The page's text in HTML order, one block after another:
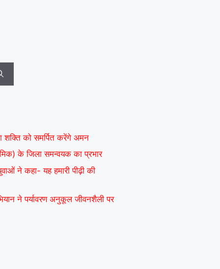
शक्ति को समर्पित करेंगे अमन
के जिला समन्वयक का प्रभार
ने कहा- यह हमारी पीढ़ी की
ने पर्यावरण अनुकूल जीवनशैली पर